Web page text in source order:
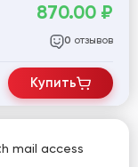
870.00 ₽
0 отзывов
Купить
mail access